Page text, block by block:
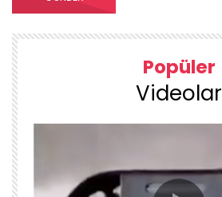
Popüler
Videolar